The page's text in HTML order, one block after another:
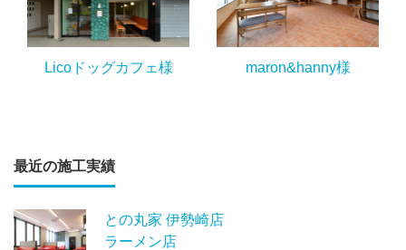
Licoドッグカフェ様 maron&hanny様
最近の施工実績
との丸家 伊勢崎店
ラーメン店